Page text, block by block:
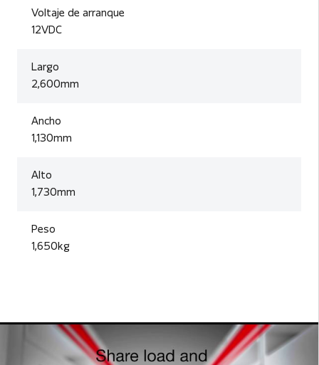
Voltaje de arranque
12VDC
Largo
2,600mm
Ancho
1,130mm
Alto
1,730mm
Peso
1,650kg